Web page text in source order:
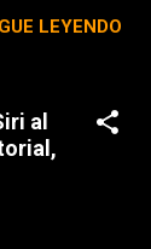
sirva para
es más que
LEYENDO
al